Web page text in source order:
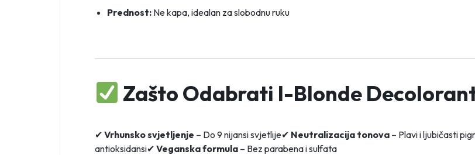
Prednost:Ne kapa, idealan za slobodnu ruku
Zašto Odabrati I-Blonde
✔ Vrhunsko svjetljenje – Do 9 nijansi svjetlije✔ Neutralizacija tonova – Plavi i ljubičasti
antioksidansi✔ Veganska formula – Bez parabena i sulfata